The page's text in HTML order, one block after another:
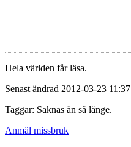
Hela världen får läsa.
Senast ändrad 2012-03-23 11:37
Taggar: Saknas än så länge.
Anmäl missbruk